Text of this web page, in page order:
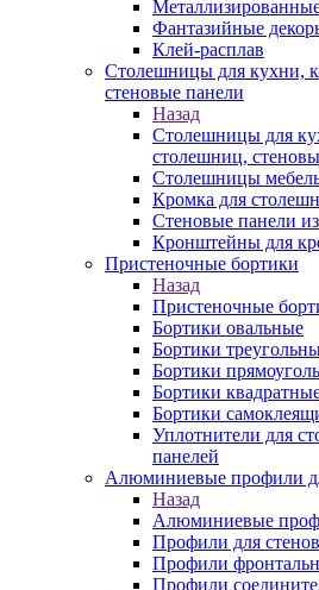
Фантазийные
Клей-расплав
Столешницы для кухни,
стеновые панели
Назад
Столешницы для
столешниц,
Столешницы
Кромка для
Стеновые панели
Кронштейны для
Пристеночные бортики
Назад
Пристеночные
Бортики овальные
Бортики
Бортики
Бортики
Бортики
Уплотнители для
панелей
Алюминиевые профили
Назад
Алюминиевые
Профили для
Профили
Профили